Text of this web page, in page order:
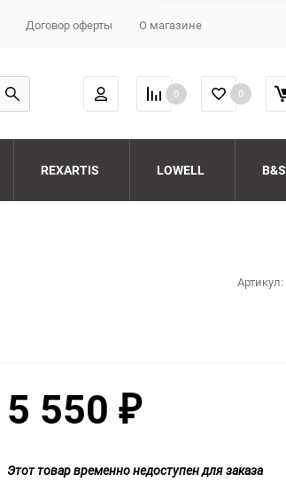
Договор оферты О магазине
0 0
REXARTIS LOWELL B&S
Артикул:
5 550 ₽
Этот товар временно недоступен для заказа